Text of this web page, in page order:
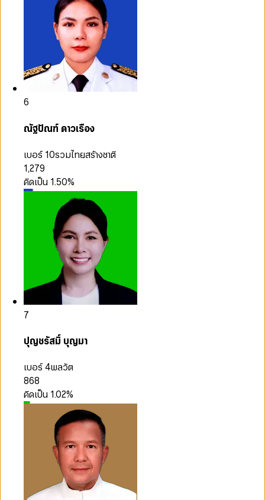
6
ณัฐปัณฑ์ ดาวเรือง
เบอร์ 10รวมไทยสร้างชาติ
1,279
คิดเป็น 1.50%
7
ปุญชรัสมิ์ บุญมา
เบอร์ 4พลวัต
868
คิดเป็น 1.02%